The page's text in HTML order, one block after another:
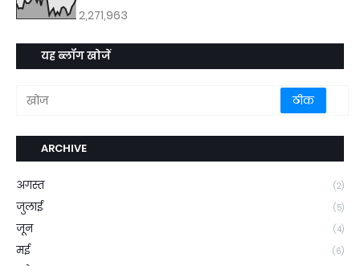
2,271,963
यह ब्लॉग खोजें
ARCHIVE
अगस्त (2)
जुलाई (5)
जून (4)
मई (6)